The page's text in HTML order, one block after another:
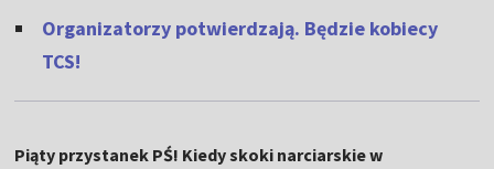
Organizatorzy potwierdzają. Będzie kobiecy
TCS!
Piąty przystanek PŚ! Kiedy skoki narciarskie w